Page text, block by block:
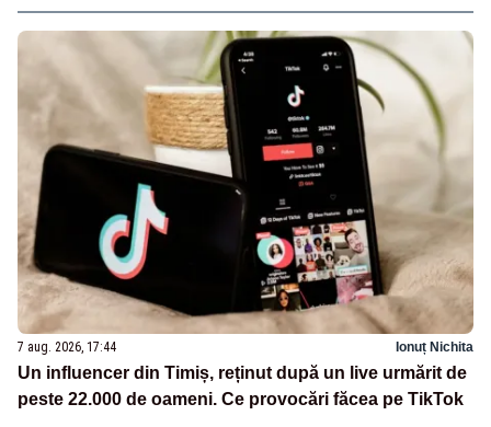
7 aug. 2026, 17:44 Ionuț Nichita
Un influencer din Timiș, reținut după un live urmărit de
peste 22.000 de oameni. Ce provocări făcea pe TikTok